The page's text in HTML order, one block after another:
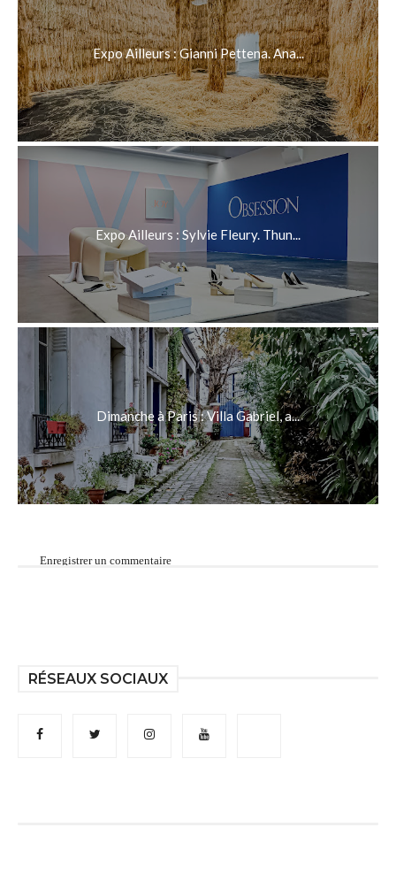
Expo Ailleurs : Gianni Pettena. Ana...
Expo Ailleurs : Sylvie Fleury. Thun...
Dimanche à Paris : Villa Gabriel, a...
Enregistrer un commentaire
RÉSEAUX SOCIAUX